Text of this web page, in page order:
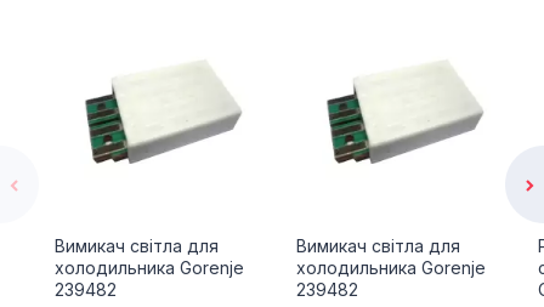
Вимикач світла для
холодильника Gorenje
239482
Вимикач світла для
холодильника Gorenje
239482